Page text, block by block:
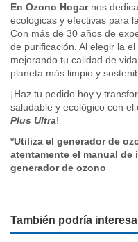
En Ozono Hogarnos
ecológicas y efectivas para
Con más de 30 años de
de purificación. Al elegir la
mejorando tu calidad de
planeta más limpio y
¡Haz tu pedido hoy y
saludable y ecológico con
Plus Ultra!
*Utiliza el generador de
atentamente el manual
generador de ozono
AltoDescargas (217.24k)
También podría